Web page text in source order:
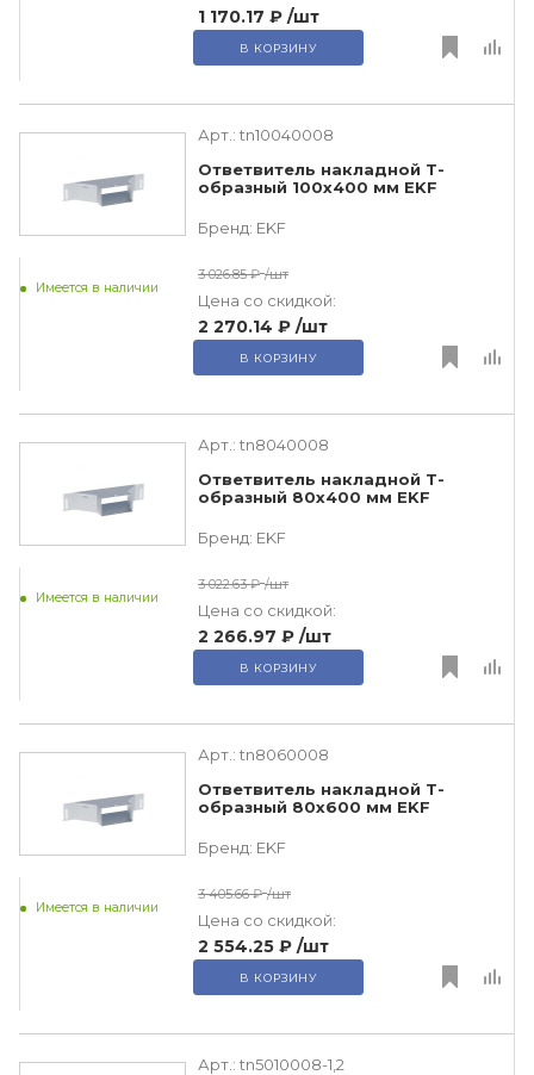
1 170.17 ₽ /шт
В КОРЗИНУ
Арт.: tn10040008
Ответвитель накладной Т-
образный 100х400 мм EKF
Бренд: EKF
Имеется в наличии
3 026.85 ₽ /шт
Цена со скидкой:
2 270.14 ₽ /шт
В КОРЗИНУ
Арт.: tn8040008
Ответвитель накладной Т-
образный 80х400 мм EKF
Бренд: EKF
Имеется в наличии
3 022.63 ₽ /шт
Цена со скидкой:
2 266.97 ₽ /шт
В КОРЗИНУ
Арт.: tn8060008
Ответвитель накладной Т-
образный 80х600 мм EKF
Бренд: EKF
Имеется в наличии
3 405.66 ₽ /шт
Цена со скидкой:
2 554.25 ₽ /шт
В КОРЗИНУ
Арт.: tn5010008-1,2